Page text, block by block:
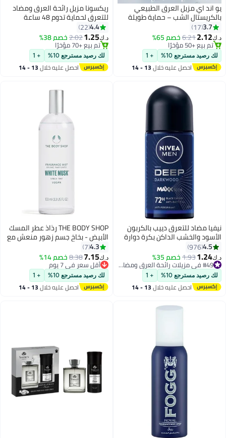
يو اند اي مزيل العرق الطبيعي
بالكريستال الشب – حماية طويلة
الأمد من الروائح بدون عطور أو مواد
كيميائية – 45 جم
3.7
17
د.ك‏2.12
6.21خصم 65%
تم بيع +50 مؤخرًا
تم بيع +50 مؤخرًا
لك رصيد مسترجع 10% + 1
احصل عليه خلال 13 - 14
ريكسونا مزيل رائحة العرق ومضاد
للتعرق لحماية تدوم 48 ساعة
ومضاد للبكتيريا + غير مرئي للحفاظ
على الانتعاش والجفاف للرجال
40جرام
4.4
22
د.ك‏1.25
2.02خصم 38%
تم بيع +70 مؤخرًا
تم بيع +70 مؤخرًا
لك رصيد مسترجع 10% + 1
احصل عليه خلال 13 - 14
نيفيا مضاد للتعرق دييب بالكربون
الأسود والخشب الداكن بكرة دوارة
وتركيبة مضادة للبكتيريا للرجال
50ملليلتر
4.5
976
د.ك‏1.24
1.93خصم 35%
تم بيع +90 مؤخرًا
لك رصيد مسترجع 10% + 1
احصل عليه خلال 13 - 14
THE BODY SHOP رذاذ عطر المسك
الأبيض - بخاخ جسم زهور منعش مع
الياسمين ومسك خالي من القسوة،
عطر يومي خفيف وحسي، 100 مل
4.3
7
د.ك‏7.15
8.38خصم 14%أقل سعر في 7 يوم
تم بيع +40 مؤخرًا
أقل سعر في 7 يوم
لك رصيد مسترجع 10% + 1
احصل عليه خلال 13 - 14